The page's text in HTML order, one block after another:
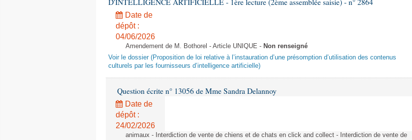
D'INTELLIGENCE ARTIFICIELLE - 1ère lecture (2ème assemblée saisie) - n° 2864
Date de
dépôt :
04/06/2026
Amendement de M. Bothorel - Article UNIQUE - Non renseigné
Voir le dossier (Proposition de loi relative à l’instauration d’une présomption d’utilisation des contenus
culturels par les fournisseurs d’intelligence artificielle)
Question écrite n° 13056 de Mme Sandra Delannoy
Date de
dépôt :
24/02/2026
animaux - Interdiction de vente de chiens et de chats en click and collect - Interdiction de vente de